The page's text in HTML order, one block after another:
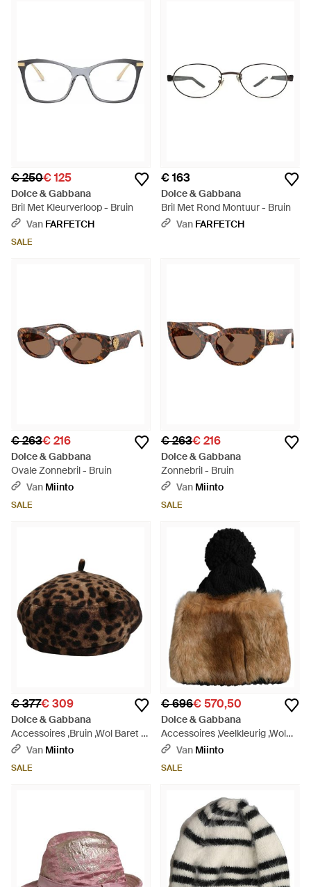
€ 250€ 125
Dolce & Gabbana
Bril Met Kleurverloop - Bruin
Van FARFETCH
SALE
€ 163
Dolce & Gabbana
Bril Met Rond Montuur - Bruin
Van FARFETCH
€ 263€ 216
Dolce & Gabbana
Ovale Zonnebril - Bruin
Van Miinto
SALE
€ 263€ 216
Dolce & Gabbana
Zonnebril - Bruin
Van Miinto
SALE
€ 377€ 309
Dolce & Gabbana
Accessoires ,Bruin ,Wol Baret -
BruinVan Miinto
SALE
€ 696€ 570,50
Dolce & Gabbana
Accessoires ,Veelkleurig ,Wol
Mutsv - Bruin
Van Miinto
SALE